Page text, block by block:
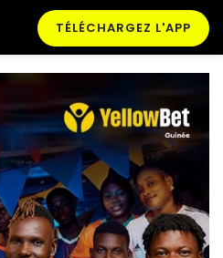
TÉLÉCHARGEZ L'APP